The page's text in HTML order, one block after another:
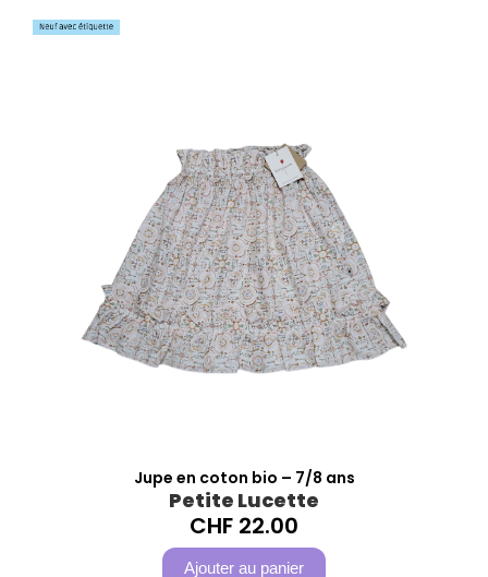
Jupe en coton bio – 7/8 ans
Petite Lucette
CHF 22.00
Ajouter au panier